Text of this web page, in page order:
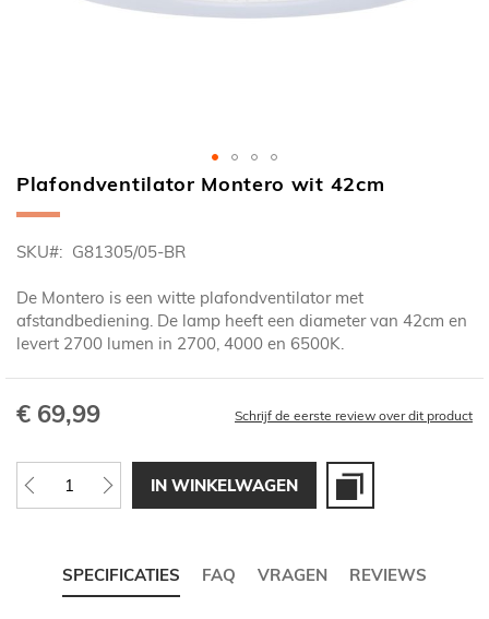
Ga
naar
begin
de
afbeeldingen-
gallerij
Plafondventilator Montero wit 42cm
SKU G81305/05-BR
De Montero is een witte plafondventilator met
afstandbediening. De lamp heeft een diameter van 42cm en
levert 2700 lumen in 2700, 4000 en 6500K.
€ 69,99 Schrijf de eerste review over dit product
IN WINKELWAGEN
SPECIFICATIES FAQ VRAGEN REVIEWS